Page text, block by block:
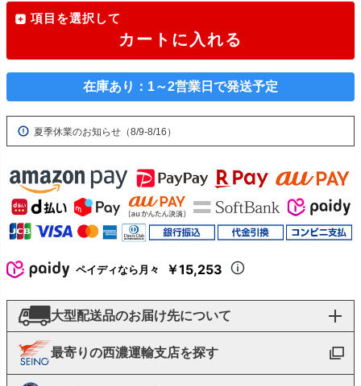
項目を選択して
カートに入れる
在庫あり：1～2営業日で発送予定
夏季休業のお知らせ（8/9-8/16）
ペイディなら月々 ￥15,253
大型配送品のお届け先について
最寄りの西濃運輸支店を探す